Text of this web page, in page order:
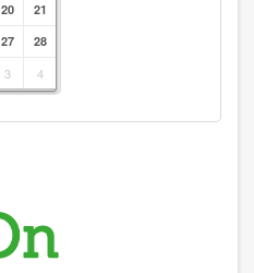
20
21
27
28
3 4